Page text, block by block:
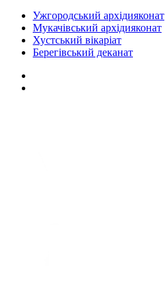
Ужгородський архідияконат
Мукачівський архідияконат
Хустський вікаріат
Берегівський деканат